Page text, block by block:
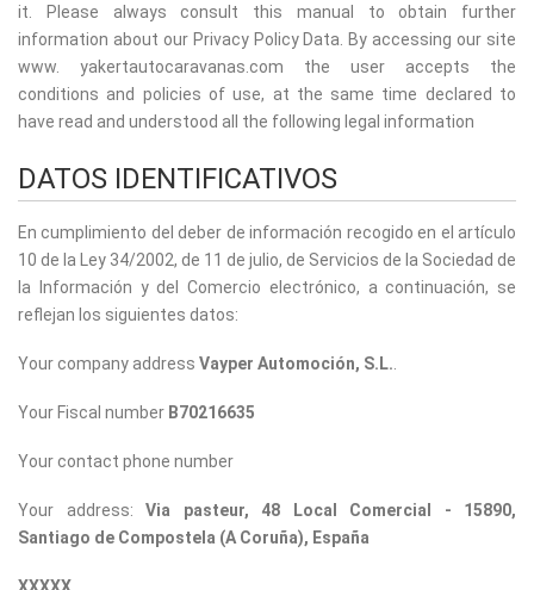
it. Please always consult this manual to obtain further
information about our Privacy Policy Data. By accessing our site
www. yakertautocaravanas.com the user accepts the
conditions and policies of use, at the same time declared to
have read and understood all the following legal information
DATOS IDENTIFICATIVOS
En cumplimiento del deber de información recogido en el artículo
10 de la Ley 34/2002, de 11 de julio, de Servicios de la Sociedad de
la Información y del Comercio electrónico, a continuación, se
reflejan los siguientes datos:
Your company address Vayper Automoción, S.L.
Your Fiscal number B70216635
Your contact phone number
Your address: Via pasteur, 48 Local Comercial - 15890,
Santiago de Compostela (A Coruña), España